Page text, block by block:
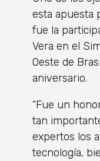
esta apuesta
fue la
Vera en el
Oeste de
aniversario.
“Fue un
tan
expertos los
tecnología,